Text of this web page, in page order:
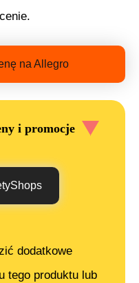
na Allegro
i promocje
dodatkowe
tego produktu lub